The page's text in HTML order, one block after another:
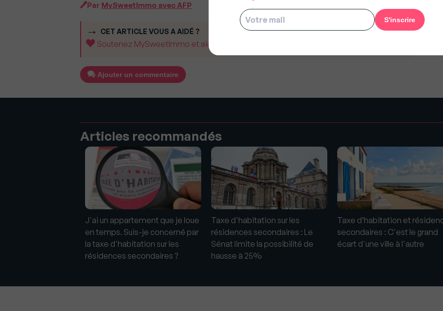
Par MySweetImmo avec AFP
CET ARTICLE VOUS A AIDÉ ?
Soutenez MySweetImmo et aidez-nous à rester gratuit pour tous.
Ajouter un commentaire
Articles recommandés
J'ai un appartement que je loue
en temps. Suis-je concerné par
la taxe d'habitation sur les
résidences secondaires ?
Taxe d'habitation sur les
résidences secondaires : Le
Sénat limite la possibilité de
hausse à 25%
Taxe d’habitation et
secondaires : C'est le grand
écart d'une ville à l'autre